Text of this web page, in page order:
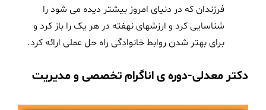
فرزندان که در دنیای امروز بیشتر دیده می شود را
شناسایی کرد و ارزشهای نهفته در هر یک را باز کرد و
برای بهتر شدن روابط خانوادگی راه حل عملی ارائه کرد.
دکتر معدلی-دوره ی اناگرام تخصصی و مدیریت